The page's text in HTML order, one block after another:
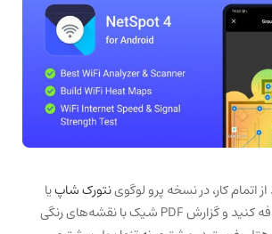
اتمام کار، در نسخه پرو لوگوینتورک شاپیا
اسم خودتان را اضافه کنید و گزارش PDF شیک با نقشه‌های رنگی